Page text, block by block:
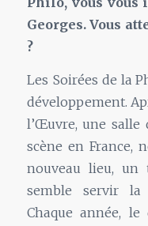
Georges. Vous
?
Les Soirées de la
développement.
l’Œuvre, une salle
scène en France,
nouveau lieu, un
semble servir
Chaque année, le